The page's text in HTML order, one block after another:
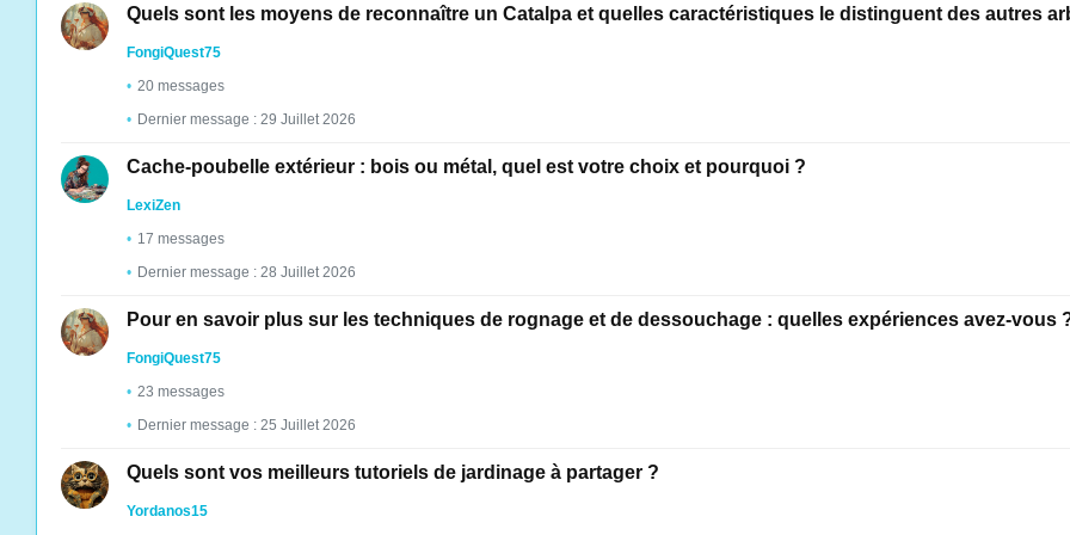
Quels sont les moyens de reconnaître un Catalpa et quelles caractéristiques le distinguent des autres
FongiQuest75
20 messages
Dernier message : 29 Juillet 2026
Cache-poubelle extérieur : bois ou métal, quel est votre choix et pourquoi ?
LexiZen
17 messages
Dernier message : 28 Juillet 2026
Pour en savoir plus sur les techniques de rognage et de dessouchage : quelles expériences avez-vous
FongiQuest75
23 messages
Dernier message : 25 Juillet 2026
Quels sont vos meilleurs tutoriels de jardinage à partager ?
Yordanos15